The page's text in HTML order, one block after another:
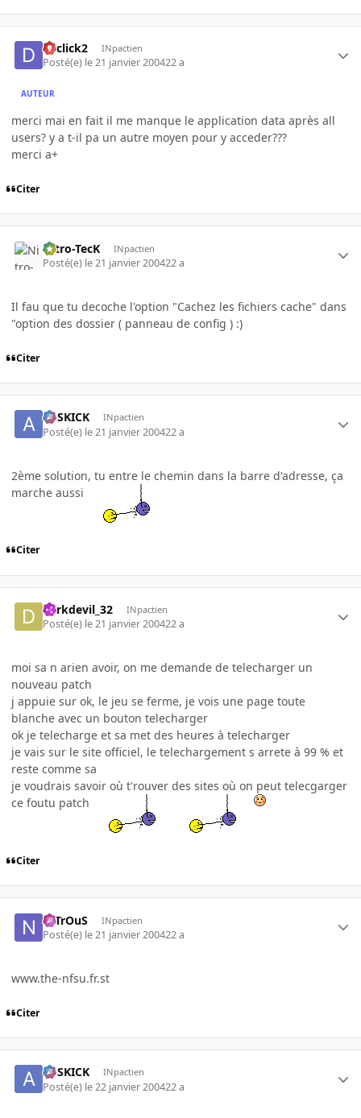
declick2 INpactien
Posté(e) le 21 janvier 200422 a
AUTEUR
merci mai en fait il me manque le application data après all
users? y a t-il pa un autre moyen pour y acceder???
merci a+
Citer
Nitro-TecK INpactien
Posté(e) le 21 janvier 200422 a
Il fau que tu decoche l'option "Cachez les fichiers cache" dans
"option des dossier ( panneau de config ) :)
Citer
ASSKICK INpactien
Posté(e) le 21 janvier 200422 a
2ème solution, tu entre le chemin dans la barre d'adresse, ça
marche aussi
Citer
darkdevil_32 INpactien
Posté(e) le 21 janvier 200422 a
moi sa n arien avoir, on me demande de telecharger un
nouveau patch
j appuie sur ok, le jeu se ferme, je vois une page toute
blanche avec un bouton telecharger
ok je telecharge et sa met des heures à telecharger
je vais sur le site officiel, le telechargement s arrete à 99 % et
reste comme sa
je voudrais savoir où t'rouver des sites où on peut telecgarger
ce foutu patch
Citer
NiTrOuS INpactien
Posté(e) le 21 janvier 200422 a
www.the-nfsu.fr.st
Citer
ASSKICK INpactien
Posté(e) le 22 janvier 200422 a